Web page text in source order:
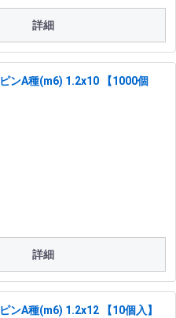
詳細
ンA種(m6) 1.2x10 【1000個
詳細
ンA種(m6) 1.2x12 【10個入】